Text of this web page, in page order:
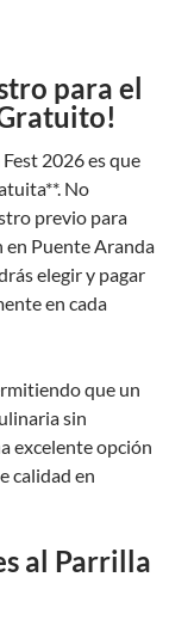
para el
2026 es que
No
previo para
en Puente Aranda
elegir y pagar
en cada
que un
sin
excelente opción
calidad en
al Parrilla